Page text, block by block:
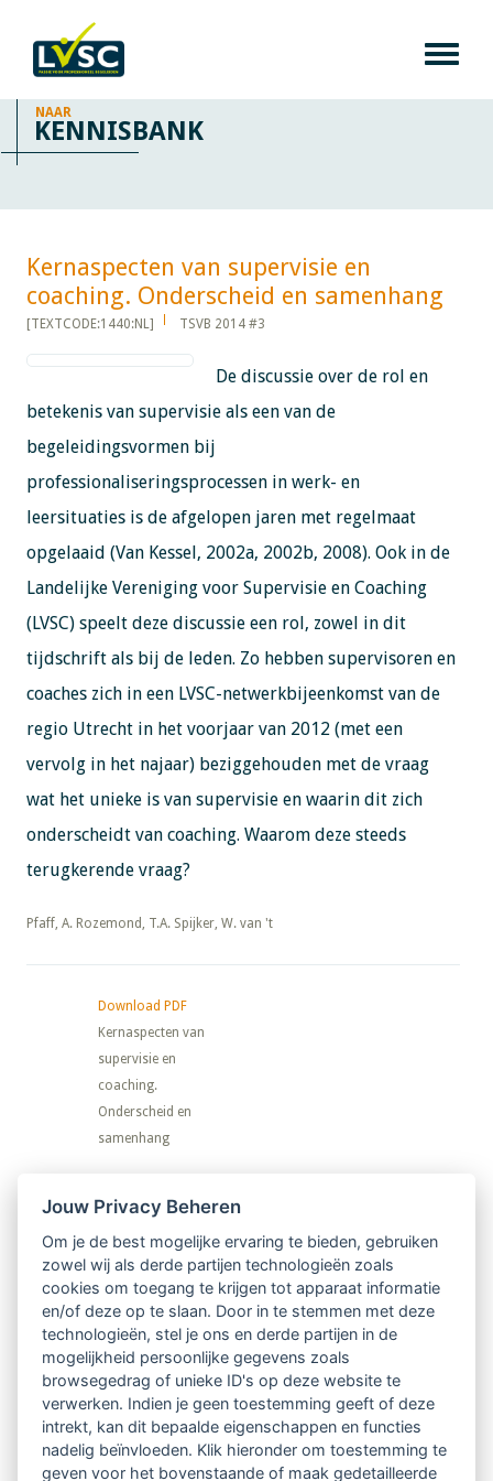
NAAR
KENNISBANK
Kernaspecten van supervisie en
coaching. Onderscheid en samenhang​​​​​​
[TEXTCODE:1440:NL] TSVB 2014 #3
De discussie over de rol en
betekenis van supervisie als een van de
begeleidingsvormen bij
professionaliseringsprocessen in werk- en
leersituaties is de afgelopen jaren met regelmaat
opgelaaid (Van Kessel, 2002a, 2002b, 2008). Ook in de
Landelijke Vereniging voor Supervisie en Coaching
(LVSC) speelt deze discussie een rol, zowel in dit
tijdschrift als bij de leden. Zo hebben supervisoren en
coaches zich in een LVSC-netwerkbijeenkomst van de
regio Utrecht in het voorjaar van 2012 (met een
vervolg in het najaar) beziggehouden met de vraag
wat het unieke is van supervisie en waarin dit zich
onderscheidt van coaching. Waarom deze steeds
terugkerende vraag?
​​​​​​​Pfaff, A. Rozemond, T.A. Spijker, W. van 't
Download PDF
Kernaspecten van
supervisie en
coaching.
Onderscheid en
samenhang
Nieuwsbrief
Ontvang 10 x per jaar de LVSC-
relatienieuwsbrief met o.a.:
vrij toegankelijke TsvB-artikelen
nieuws op het vlak van professioneel
begeleiden
Jouw Privacy Beheren
Om je de best mogelijke ervaring te bieden, gebruiken
zowel wij als derde partijen technologieën zoals
cookies om toegang te krijgen tot apparaat informatie
en/of deze op te slaan. Door in te stemmen met deze
technologieën, stel je ons en derde partijen in de
mogelijkheid persoonlijke gegevens zoals
browsegedrag of unieke ID's op deze website te
verwerken. Indien je geen toestemming geeft of deze
intrekt, kan dit bepaalde eigenschappen en functies
nadelig beïnvloeden. Klik hieronder om toestemming te
geven voor het bovenstaande of maak gedetailleerde